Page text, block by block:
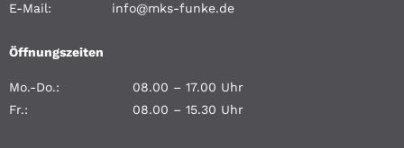
E-Mail:
info@mks-funke.de
Öffnungszeiten
Mo.-Do.:
08.00 – 17.00 Uhr
Fr.:
08.00 – 15.30 Uhr